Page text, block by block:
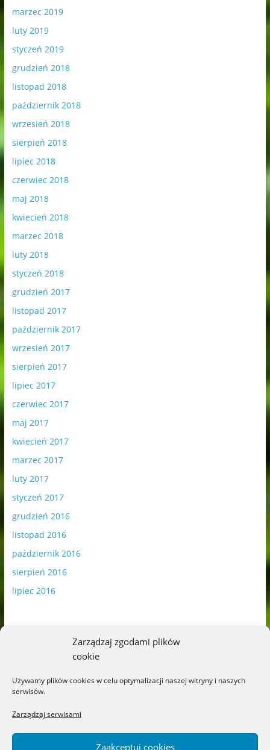
Zarządzaj zgodami plików
cookie
Używamy plików cookies w celu optymalizacji naszej witryny i naszych
serwisów.
Zarządzaj serwisami
Zaakceptuj cookies
marzec 2019
luty 2019
styczeń 2019
grudzień 2018
listopad 2018
październik 2018
wrzesień 2018
sierpień 2018
lipiec 2018
czerwiec 2018
maj 2018
kwiecień 2018
marzec 2018
luty 2018
styczeń 2018
grudzień 2017
listopad 2017
październik 2017
wrzesień 2017
sierpień 2017
lipiec 2017
czerwiec 2017
maj 2017
kwiecień 2017
marzec 2017
luty 2017
styczeń 2017
grudzień 2016
listopad 2016
październik 2016
sierpień 2016
lipiec 2016